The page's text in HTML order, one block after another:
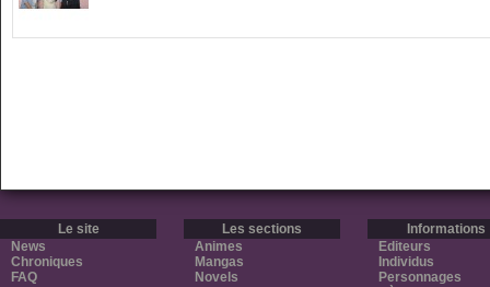
Le site
News
Chroniques
FAQ
Les sections
Animes
Mangas
Novels
Informations
Editeurs
Individus
Personnages